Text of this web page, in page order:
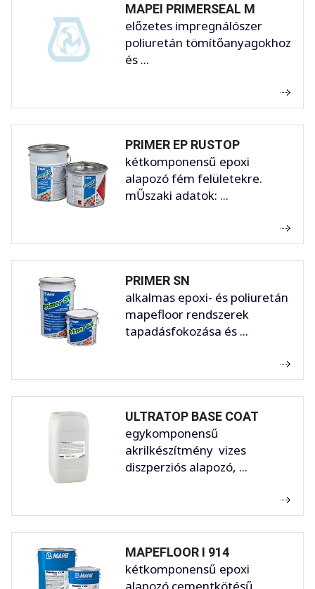
MAPEI PRIMERSEAL M
előzetes impregnálószer
poliuretán tömítőanyagokhoz
és ...
PRIMER EP RUSTOP
kétkomponensű epoxi
alapozó fém felületekre.
mŰszaki adatok: ...
PRIMER SN
alkalmas epoxi- és poliuretán
mapefloor rendszerek
tapadásfokozása és ...
ULTRATOP BASE COAT
egykomponensű
akrilkészítmény vizes
diszperziós alapozó, ...
MAPEFLOOR I 914
kétkomponensű epoxi
alapozó cementkötésű